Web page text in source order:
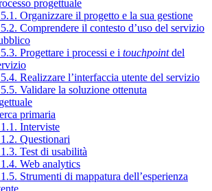
progettuale
Organizzare il progetto e la sua gestione
Comprendere il contesto d’uso del servizio
Progettare i processi e i touchpointdel
Realizzare l’interfaccia utente del servizio
Validare la soluzione ottenuta
primaria
Interviste
Questionari
Test di usabilità
Web analytics
Strumenti di mappatura dell’esperienza